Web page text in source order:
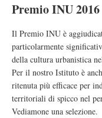
Premio INU 2016
Il Premio INU è
particolarmente
della cultura urbanistica
Per il nostro Istituto è
ritenuta più efficace per
territoriali di spicco nel
Vediamone una selezione.